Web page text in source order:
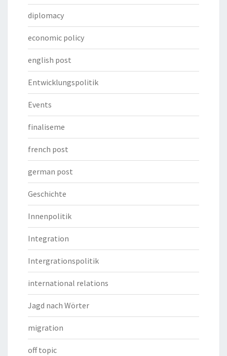
diplomacy
economic policy
english post
Entwicklungspolitik
Events
finaliseme
french post
german post
Geschichte
Innenpolitik
Integration
Intergrationspolitik
international relations
Jagd nach Wörter
migration
off topic